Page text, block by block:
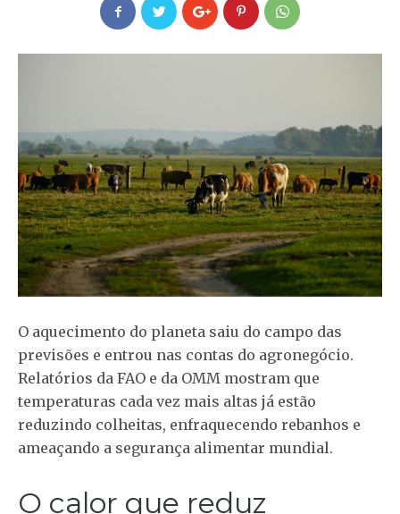
O aquecimento do planeta saiu do campo das
previsões e entrou nas contas do agronegócio.
Relatórios da FAO e da OMM mostram que
temperaturas cada vez mais altas já estão
reduzindo colheitas, enfraquecendo rebanhos e
ameaçando a segurança alimentar mundial.
O calor que reduz